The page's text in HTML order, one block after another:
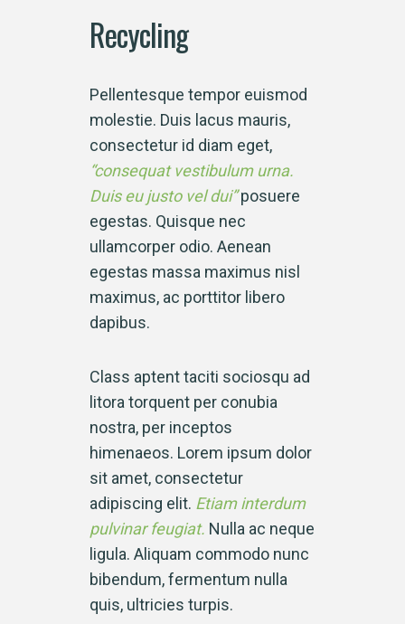
Recycling
Pellentesque tempor euismod
molestie. Duis lacus mauris,
consectetur id diam eget,
“consequat vestibulum urna.
Duis eu justo vel dui”posuere
egestas. Quisque nec
ullamcorper odio. Aenean
egestas massa maximus nisl
maximus, ac porttitor libero
dapibus.
Class aptent taciti sociosqu ad
litora torquent per conubia
nostra, per inceptos
himenaeos. Lorem ipsum dolor
sit amet, consectetur
adipiscing elit. Etiam interdum
pulvinar feugiat. Nulla ac neque
ligula. Aliquam commodo nunc
bibendum, fermentum nulla
quis, ultricies turpis.